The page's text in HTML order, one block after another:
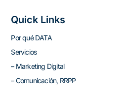
Quick Links
Por qué DATA
Servicios
– Marketing Digital
– Comunicación, RRPP